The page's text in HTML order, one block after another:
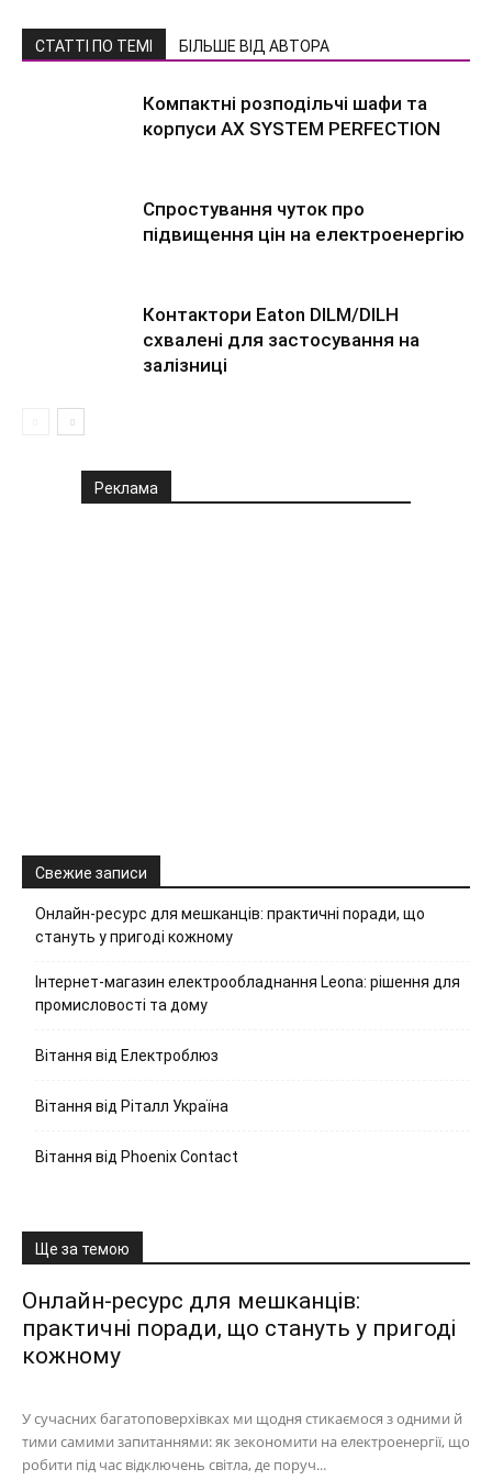
СТАТТІ ПО ТЕМІ БІЛЬШЕ ВІД АВТОРА
Компактні розподільчі шафи та
корпуси AX SYSTEM PERFECTION
Спростування чуток про
підвищення цін на електроенергію
Контактори Eaton DILM/DILH
схвалені для застосування на
залізниці
Реклама
Свежие записи
Онлайн-ресурс для мешканців: практичні поради, що
стануть у пригоді кожному
Інтернет-магазин електрообладнання Leona: рішення для
промисловості та дому
Вітання від Електроблюз
Вітання від Ріталл Україна
Вітання від Phoenix Contact
Ще за темою
Онлайн-ресурс для мешканців:
практичні поради, що стануть у пригоді
кожному
У сучасних багатоповерхівках ми щодня стикаємося з одними й
тими самими запитаннями: як зекономити на електроенергії, що
робити під час відключень світла, де поруч...